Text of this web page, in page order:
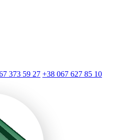
373 59 27 +38 067 627 85 10